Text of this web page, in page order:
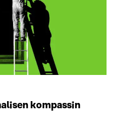
kompassin